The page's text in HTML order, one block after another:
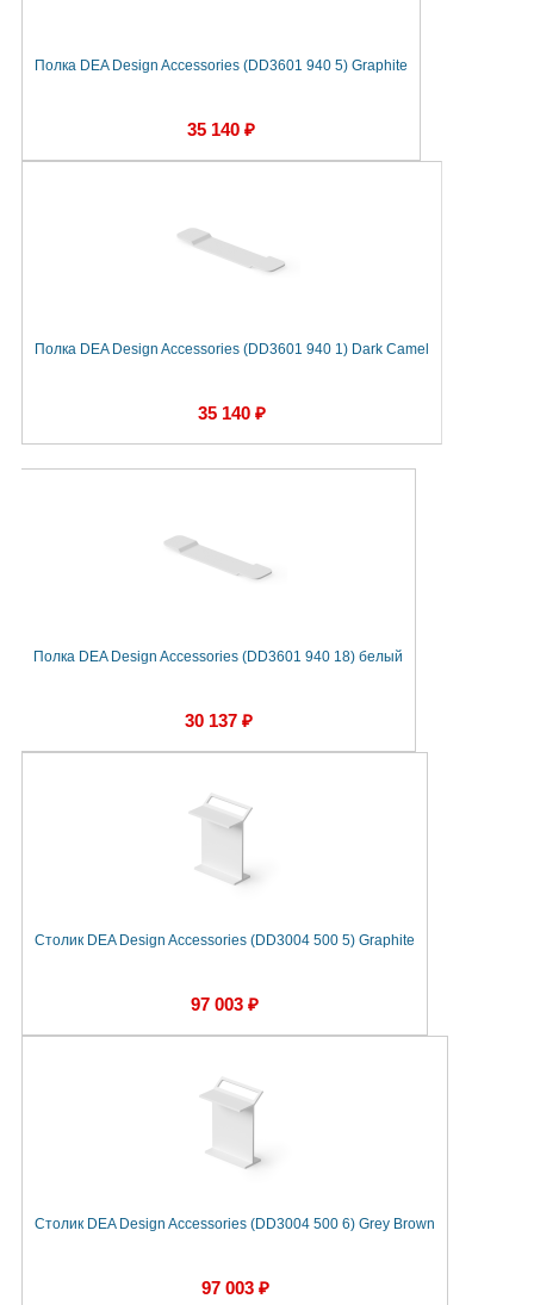
Полка DEA Design Accessories (DD3601 940 5) Graphite
35 140 ₽
Полка DEA Design Accessories (DD3601 940 1) Dark Camel
35 140 ₽
Полка DEA Design Accessories (DD3601 940 18) белый
30 137 ₽
Столик DEA Design Accessories (DD3004 500 5) Graphite
97 003 ₽
Столик DEA Design Accessories (DD3004 500 6) Grey Brown
97 003 ₽